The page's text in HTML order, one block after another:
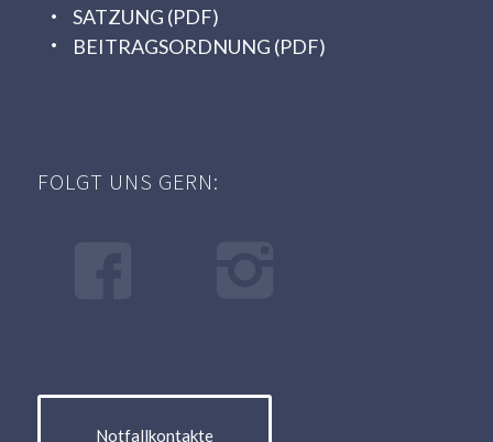
SATZUNG (PDF)
BEITRAGSORDNUNG (PDF)
FOLGT UNS GERN:
Notfallkontakte